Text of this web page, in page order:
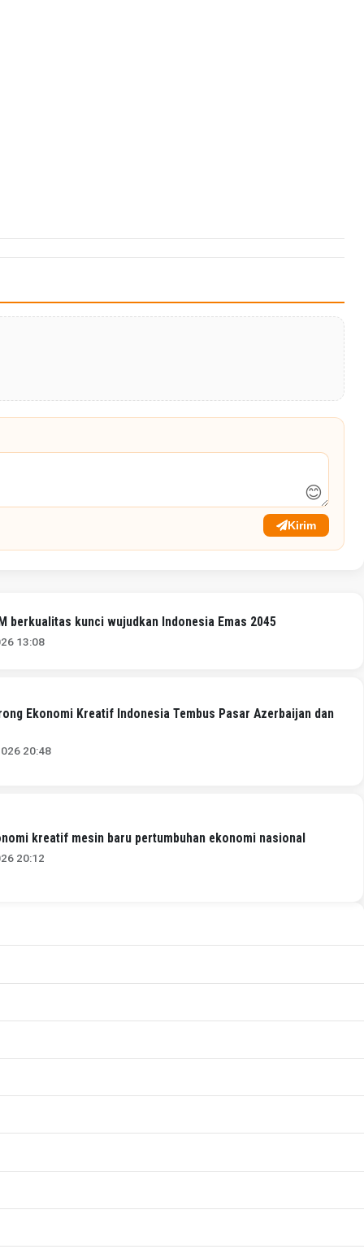
😊
Kirim
berkualitas kunci wujudkan Indonesia Emas 2045
13:08
Ekonomi Kreatif Indonesia Tembus Pasar Azerbaijan dan
20:48
kreatif mesin baru pertumbuhan ekonomi nasional
20:12